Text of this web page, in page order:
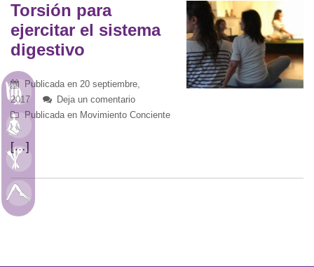
Torsión para
ejercitar el sistema
digestivo
Publicada en 20 septiembre,
2017
Deja un comentario
Publicada en Movimiento Conciente
[…]